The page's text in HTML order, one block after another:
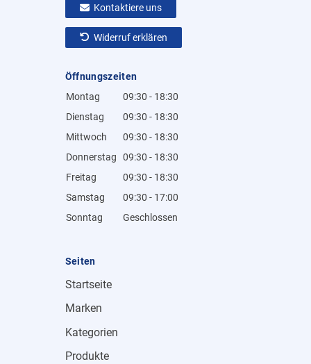
Kontaktiere uns
Widerruf erklären
Öffnungszeiten
Montag
09:30 - 18:30
Dienstag
09:30 - 18:30
Mittwoch
09:30 - 18:30
Donnerstag
09:30 - 18:30
Freitag
09:30 - 18:30
Samstag
09:30 - 17:00
Sonntag
Geschlossen
Seiten
Startseite
Marken
Kategorien
Produkte